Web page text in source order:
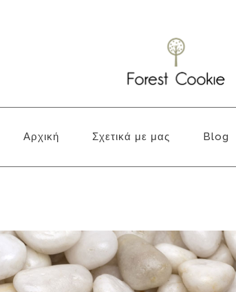
Αρχική Σχετικά με μας Blog